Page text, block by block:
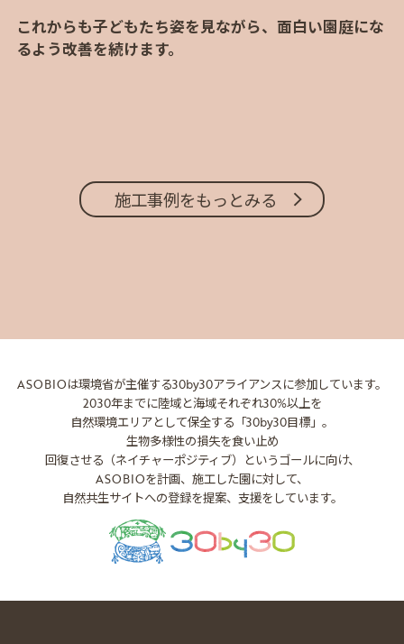
これからも子どもたち姿を見ながら、面白い園庭にな
るよう改善を続けます。
施工事例をもっとみる
ASOBIOは環境省が主催する30by30アライアンスに参加しています。
2030年までに陸域と海域それぞれ30%以上を
自然環境エリアとして保全する「30by30目標」。
生物多様性の損失を食い止め
回復させる（ネイチャーポジティブ）というゴールに向け、
ASOBIOを計画、施工した園に対して、
自然共生サイトへの登録を提案、支援をしています。